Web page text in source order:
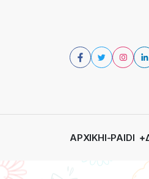
ΑΡΧΙΚΉI-PAIDI